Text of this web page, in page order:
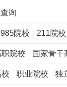
询
985院校 211院校
院校 国家骨干
职业院校 独